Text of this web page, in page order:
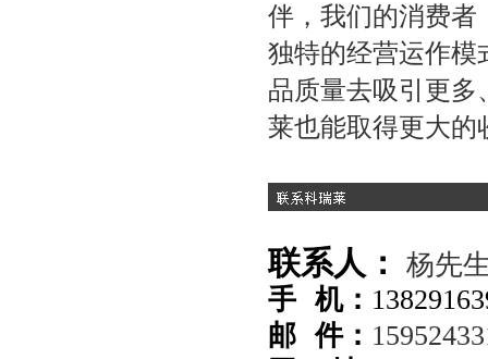
伴，我们的消费者
独特的经营运作
品质量去吸引更多
莱也能取得更大的
联系人： 杨先
手 机：
邮 件：